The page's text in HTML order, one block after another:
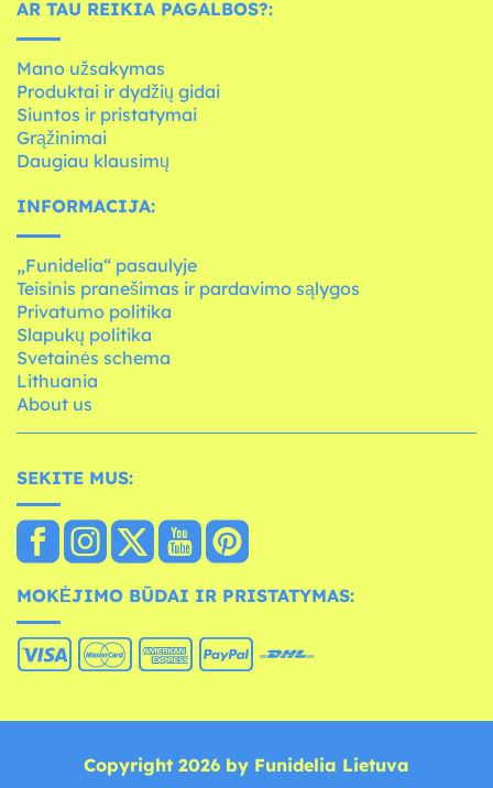
AR TAU REIKIA PAGALBOS?:
Mano užsakymas
Produktai ir dydžių gidai
Siuntos ir pristatymai
Grąžinimai
Daugiau klausimų
INFORMACIJA:
„Funidelia“ pasaulyje
Teisinis pranešimas ir pardavimo sąlygos
Privatumo politika
Slapukų politika
Svetainės schema
Lithuania
About us
SEKITE MUS:
MOKĖJIMO BŪDAI IR PRISTATYMAS:
Copyright 2026 by Funidelia Lietuva